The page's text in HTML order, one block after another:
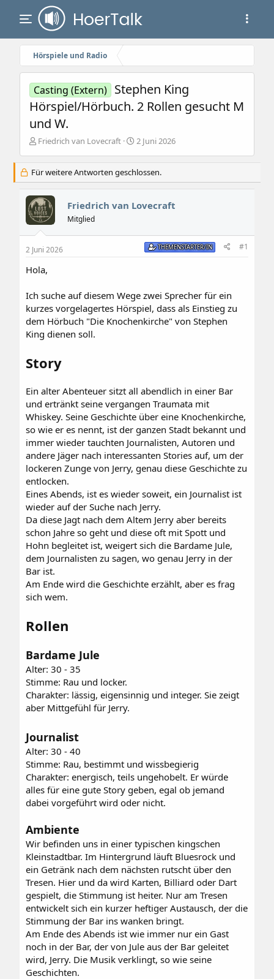
Hörspiele und Radio
Casting (Extern) Stephen King
Hörspiel/Hörbuch. 2 Rollen gesucht M
und W.
E
t
e
l
l
e
r
Friedrich van Lovecraft
E
t
e
l
m
2 Juni 2026
Für weitere Antworten geschlossen.
Friedrich van Lovecraft
Mitglied
2 Juni 2026 THEMENSTARTER/IN #1
Hola,
Ich suche auf diesem Wege zwei Sprecher für ein
kurzes vorgelagertes Hörspiel, dass als Einstieg zu
dem Hörbuch "Die Knochenkirche" von Stephen
King dienen soll.
Story
Ein alter Abenteuer sitzt all abendlich in einer Bar
und ertränkt seine vergangen Traumata mit
Whiskey. Seine Geschichte über eine Knochenkirche,
so wie er es nennt, ist der ganzen Stadt bekannt und
immer wieder tauchten Journalisten, Autoren und
andere Jäger nach interessanten Stories auf, um der
lockeren Zunge von Jerry, genau diese Geschichte zu
entlocken.
Eines Abends, ist es wieder soweit, ein Journalist ist
wieder auf der Suche nach Jerry.
Da diese Jagt nach dem Altem Jerry aber bereits
schon Jahre so geht und diese oft mit Spott und
Hohn begleitet ist, weigert sich die Bardame Jule,
dem Journalisten zu sagen, wo genau Jerry in der
Bar ist.
Am Ende wird die Geschichte erzählt, aber es frag
sich wem.
Rollen
Bardame Jule
Alter: 30 - 35
Stimme: Rau und locker.
Charakter: lässig, eigensinnig und integer. Sie zeigt
aber Mittgefühl für Jerry.
Journalist
Alter: 30 - 40
Stimme: Rau, bestimmt und wissbegierig
Charakter: energisch, teils ungehobelt. Er würde
alles für eine gute Story geben, egal ob jemand
dabei vorgeführt wird oder nicht.
Ambiente
Wir befinden uns in einer typischen kingschen
Kleinstadtbar. Im Hintergrund läuft Bluesrock und
ein Getränk nach dem nächsten rutscht über den
Tresen. Hier und da wird Karten, Billiard oder Dart
gespielt, die Stimmung ist heiter. Nur am Tresen
entwickelt sich ein kurzer heftiger Austausch, der die
Stimmung der Bar ins wanken bringt.
Am Ende des Abends ist wie immer nur ein Gast
noch in der Bar, der von Jule aus der Bar geleitet
wird, Jerry. Die Musik verklingt, so wie seine
Geschichten.